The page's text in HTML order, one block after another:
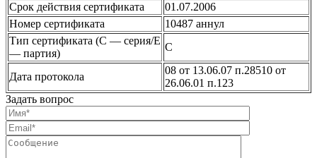
Срок действия сертификата
01.07.2006
Номер сертификата
10487 аннул
Тип сертификата (C — серия/E
— партия)
С
Дата протокола
08 от 13.06.07 п.28510 от
26.06.01 п.123
Задать вопрос